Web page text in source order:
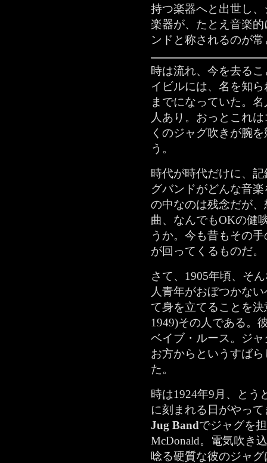
持つ楽器へと出世し
楽器が、たとえ音楽
ンドと称されるのが
時は流れ、今を去る
イビルには、名を知
までになっていた。
人あり。おっとこれ
くのジャグ吹きが腕
う。
時代が時代だけに、
グバンドがどんな音
の中なのは残念だが
曲、なんでもOKの健
うか。今も昔もその
が回ってくるものだ。
さて、1905年頃、そ
人青年がおぼつかな
て身を立てることを
1949)その人である。
ベイブ・ルース。ジ
お方からというすば
た。
時は1924年9月、とう
に刻まれる日がやっ
Jug Bandでジャグを
McDonald。電気吹き
唸る硬質な彼のジャ